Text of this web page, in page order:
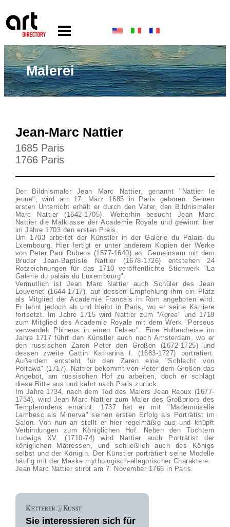
Malerei
Jean-Marc Nattier
1685 Paris
1766 Paris
Der Bildnismaler Jean Marc Nattier, genannt "Nattier le
jeune", wird am 17. März 1685 in Paris geboren. Seinen
ersten Unterricht erhält er durch den Vater, den Bildnismaler
Marc Nattier (1642-1705). Weiterhin besucht Jean Marc
Nattier die Malklasse der Academie Royale und gewinnt hier
im Jahre 1703 den ersten Preis.
Um 1703 arbeitet der Künstler in der Galerie du Palais du
Lxembourg. Hier fertigt er unter anderem Kopien der Werke
von Peter Paul Rubens (1577-1640) an. Gemeinsam mit dem
Bruder Jean-Baptiste Nattier (1678-1726) entstehen 24
Rotzeichnungen für das 1710 veröffentlichte Stichwerk "La
Galerie du palais du Luxembourg".
Vermutlich ist Jean Marc Nattier auch Schüler des Jean
Louvenet (1644-1717), auf dessen Empfehlung ihm ein Platz
als Mitglied der Academie Francais in Rom angeboten wird.
Er lehnt jedoch ab und bleibt in Paris, wo er seine Karriere
fortsetzt. Im Jahre 1715 wird Nattier zum "Agree" und 1718
zum Mitglied des Academie Royale mit dem Werk "Perseus
verwandelt Phineus in einen Felsen". Eine Hollandreise im
Jahre 1717 führt den Künstler auch nach Amsterdam, wo er
den russischen Zaren Peter den Großen (1672-1725) und
dessen zweite Gattin Katharina I. (1683-1727) porträtiert.
Außerdem entsteht für den Zaren eine "Schlacht von
Poltawa" (1717). Nattier bekommt von Peter dem Großen das
Angebot, am russischen Hof zu arbeiten, doch er schlägt
diese Bitte aus und kehrt nach Paris zurück.
Im Jahre 1734, nach dem Tod des Malers Jean Raoux (1677-
1734), wird Jean Marc Nattier zum Maler des Großpriors des
Templerordens ernannt. 1737 hat er mit "Mademoiselle
Lambesc als Minerva" seinen ersten Erfolg als Porträtist im
Salon. Von nun an stellt er hier regelmäßig aus und knüpft
Verbindungen zum Königlichen Hof. Neben den Töchtern
Ludwigs XV. (1710-74) wird Nattier auch Porträtist der
königlichen Mätressen, und schließlich auch des Königs
selbst und der Königin. Der Künstler porträtiert seine Modelle
häufig mit der Maske mythologisch-allegorischer Charaktere.
Jean Marc Nattier stirbt am 7. November 1766 in Paris.
Sie interessieren sich für